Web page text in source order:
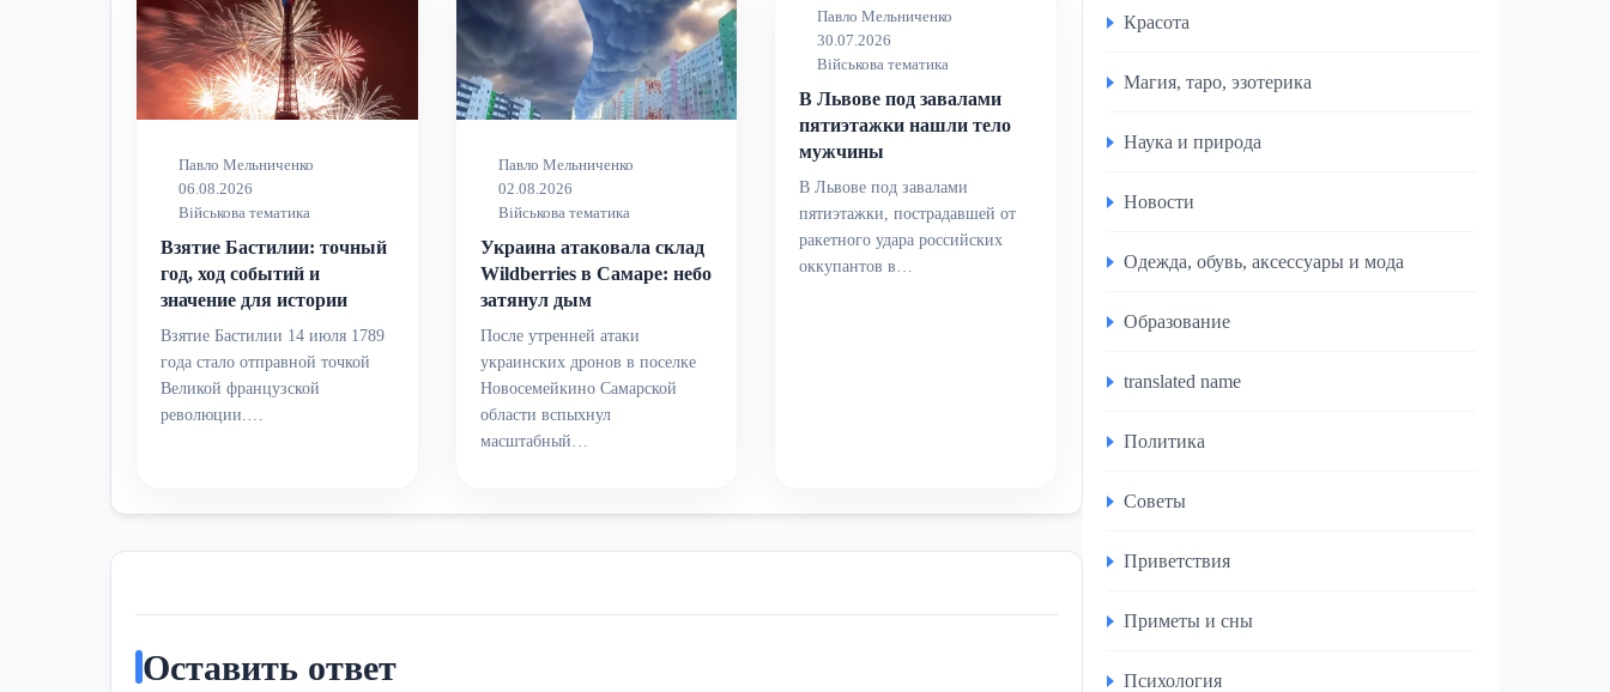
Павло Мельниченко
06.08.2026
Військова тематика
Взятие Бастилии: точный
год, ход событий и
значение для истории
Взятие Бастилии 14 июля 1789
года стало отправной точкой
Великой французской
революции.…
Павло Мельниченко
02.08.2026
Військова тематика
Украина атаковала склад
Wildberries в Самаре: небо
затянул дым
После утренней атаки
украинских дронов в поселке
Новосемейкино Самарской
области вспыхнул
масштабный…
Павло Мельниченко
30.07.2026
Військова тематика
В Львове под завалами
пятиэтажки нашли тело
мужчины
В Львове под завалами
пятиэтажки, пострадавшей от
ракетного удара российских
оккупантов в…
Оставить ответ
Красота
Магия, таро, эзотерика
Наука и природа
Новости
Одежда, обувь, аксессуары и мода
Образование
translated name
Политика
Советы
Приветствия
Приметы и сны
Психология